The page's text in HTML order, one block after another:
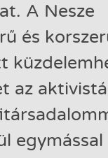
A Nesze
és
az
egymással